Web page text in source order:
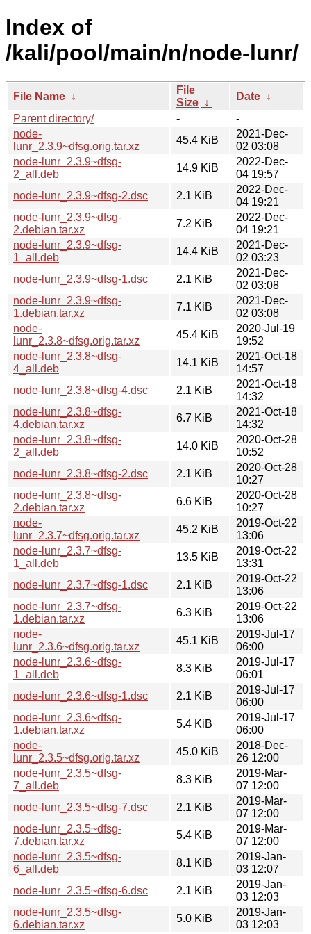
Index of
/kali/pool/main/n/node-lunr/
File Name ↓
File
Size ↓
Date ↓
Parent directory/
-
-
node-
lunr_2.3.9~dfsg.orig.tar.xz
45.4 KiB
2021-Dec-
02 03:08
node-lunr_2.3.9~dfsg-
2_all.deb
14.9 KiB
2022-Dec-
04 19:57
node-lunr_2.3.9~dfsg-2.dsc
2.1 KiB
2022-Dec-
04 19:21
node-lunr_2.3.9~dfsg-
2.debian.tar.xz
7.2 KiB
2022-Dec-
04 19:21
node-lunr_2.3.9~dfsg-
1_all.deb
14.4 KiB
2021-Dec-
02 03:23
node-lunr_2.3.9~dfsg-1.dsc
2.1 KiB
2021-Dec-
02 03:08
node-lunr_2.3.9~dfsg-
1.debian.tar.xz
7.1 KiB
2021-Dec-
02 03:08
node-
lunr_2.3.8~dfsg.orig.tar.xz
45.4 KiB
2020-Jul-19
19:52
node-lunr_2.3.8~dfsg-
4_all.deb
14.1 KiB
2021-Oct-18
14:57
node-lunr_2.3.8~dfsg-4.dsc
2.1 KiB
2021-Oct-18
14:32
node-lunr_2.3.8~dfsg-
4.debian.tar.xz
6.7 KiB
2021-Oct-18
14:32
node-lunr_2.3.8~dfsg-
2_all.deb
14.0 KiB
2020-Oct-28
10:52
node-lunr_2.3.8~dfsg-2.dsc
2.1 KiB
2020-Oct-28
10:27
node-lunr_2.3.8~dfsg-
2.debian.tar.xz
6.6 KiB
2020-Oct-28
10:27
node-
lunr_2.3.7~dfsg.orig.tar.xz
45.2 KiB
2019-Oct-22
13:06
node-lunr_2.3.7~dfsg-
1_all.deb
13.5 KiB
2019-Oct-22
13:31
node-lunr_2.3.7~dfsg-1.dsc
2.1 KiB
2019-Oct-22
13:06
node-lunr_2.3.7~dfsg-
1.debian.tar.xz
6.3 KiB
2019-Oct-22
13:06
node-
lunr_2.3.6~dfsg.orig.tar.xz
45.1 KiB
2019-Jul-17
06:00
node-lunr_2.3.6~dfsg-
1_all.deb
8.3 KiB
2019-Jul-17
06:01
node-lunr_2.3.6~dfsg-1.dsc
2.1 KiB
2019-Jul-17
06:00
node-lunr_2.3.6~dfsg-
1.debian.tar.xz
5.4 KiB
2019-Jul-17
06:00
node-
lunr_2.3.5~dfsg.orig.tar.xz
45.0 KiB
2018-Dec-
26 12:00
node-lunr_2.3.5~dfsg-
7_all.deb
8.3 KiB
2019-Mar-
07 12:00
node-lunr_2.3.5~dfsg-7.dsc
2.1 KiB
2019-Mar-
07 12:00
node-lunr_2.3.5~dfsg-
7.debian.tar.xz
5.4 KiB
2019-Mar-
07 12:00
node-lunr_2.3.5~dfsg-
6_all.deb
8.1 KiB
2019-Jan-
03 12:07
node-lunr_2.3.5~dfsg-6.dsc
2.1 KiB
2019-Jan-
03 12:03
node-lunr_2.3.5~dfsg-
6.debian.tar.xz
5.0 KiB
2019-Jan-
03 12:03